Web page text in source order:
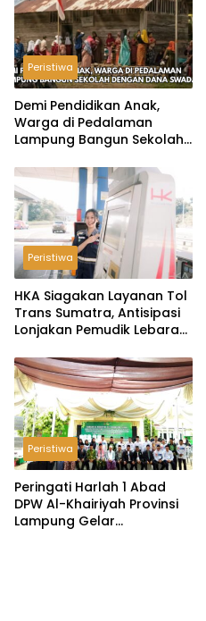
Peristiwa
Demi Pendidikan Anak,
Warga di Pedalaman
Lampung Bangun Sekolah
Peristiwa
HKA Siagakan Layanan Tol
Trans Sumatra, Antisipasi
Lonjakan Pemudik Lebaran
Peristiwa
Peringati Harlah 1 Abad
DPW Al-Khairiyah Provinsi
Lampung Gelar